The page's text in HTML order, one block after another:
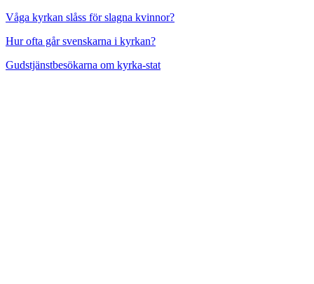
Våga kyrkan slåss för slagna kvinnor?
Hur ofta går svenskarna i kyrkan?
Gudstjänstbesökarna om kyrka-stat